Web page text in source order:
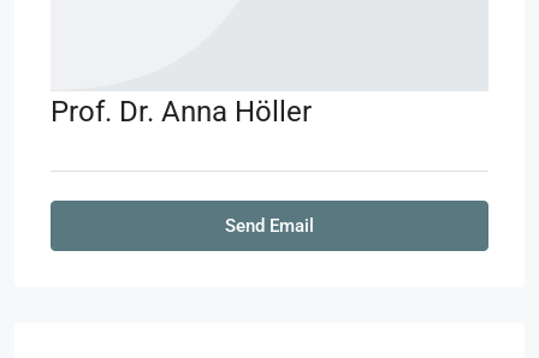
Prof. Dr. Anna Höller
Send Email